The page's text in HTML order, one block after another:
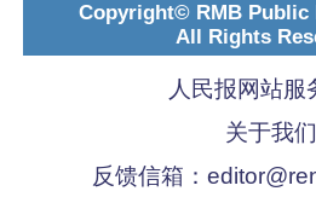
Copyright© RMB Public
All Rights
人民报网站服
关于我们
反馈信箱：